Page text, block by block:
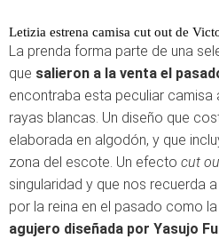
Letizia estrena camisa cut out de
La prenda forma parte de una
que salieron a la venta el
encontraba esta peculiar
rayas blancas. Un diseño que
elaborada en algodón, y que
zona del escote. Un efecto cut
singularidad y que nos recuerda
por la reina en el pasado como
agujero diseñada por Yasujo